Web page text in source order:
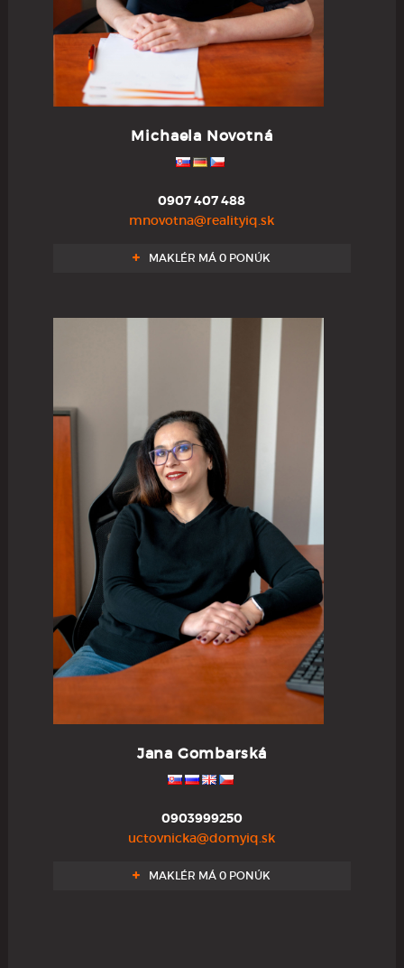
Michaela Novotná
0907 407 488
mnovotna@realityiq.sk
MAKLÉR MÁ 0 PONÚK
Jana Gombarská
0903999250
uctovnicka@domyiq.sk
MAKLÉR MÁ 0 PONÚK